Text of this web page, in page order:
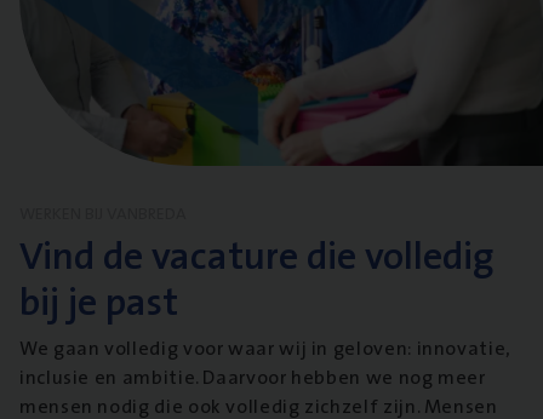
Vind de vacature die volledig
bij je past
We gaan volledig voor waar wij in geloven: innovatie,
inclusie en ambitie. Daarvoor hebben we nog meer
mensen nodig die ook volledig zichzelf zijn. Mensen